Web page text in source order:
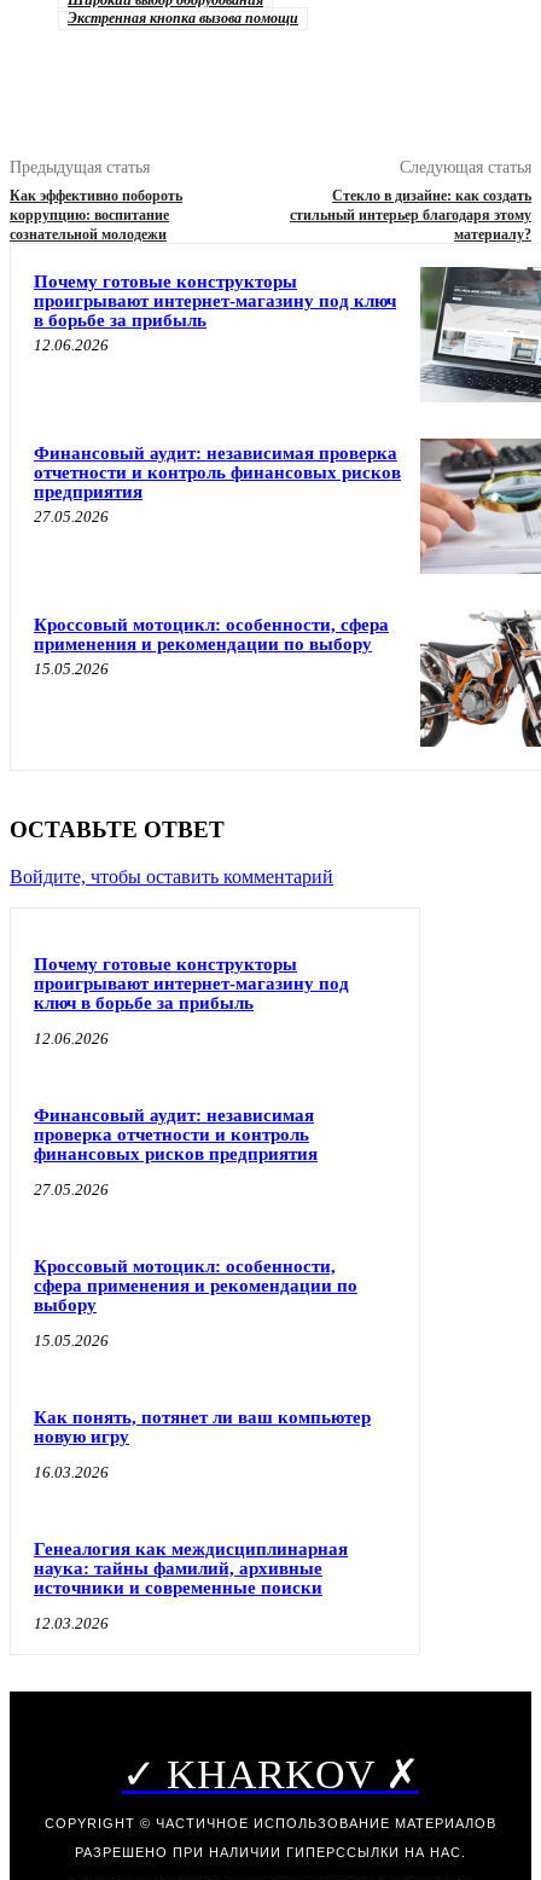
Экстренная кнопка вызова помощи
Предыдущая статья
Как эффективно побороть
коррупцию: воспитание
сознательной молодежи
Следующая статья
Стекло в дизайне: как создать
стильный интерьер благодаря этому
материалу?
Почему готовые конструкторы
проигрывают интернет-магазину под ключ
в борьбе за прибыль
12.06.2026
Финансовый аудит: независимая проверка
отчетности и контроль финансовых рисков
предприятия
27.05.2026
Кроссовый мотоцикл: особенности, сфера
применения и рекомендации по выбору
15.05.2026
ОСТАВЬТЕ ОТВЕТ
Войдите, чтобы оставить комментарий
Почему готовые конструкторы
проигрывают интернет-магазину под
ключ в борьбе за прибыль
12.06.2026
Финансовый аудит: независимая
проверка отчетности и контроль
финансовых рисков предприятия
27.05.2026
Кроссовый мотоцикл: особенности,
сфера применения и рекомендации по
выбору
15.05.2026
Как понять, потянет ли ваш компьютер
новую игру
16.03.2026
Генеалогия как междисциплинарная
наука: тайны фамилий, архивные
источники и современные поиски
12.03.2026
✓ KHARKOV ✗
COPYRIGHT © ЧАСТИЧНОЕ ИСПОЛЬЗОВАНИЕ МАТЕРИАЛОВ
РАЗРЕШЕНО ПРИ НАЛИЧИИ ГИПЕРССЫЛКИ НА НАС.